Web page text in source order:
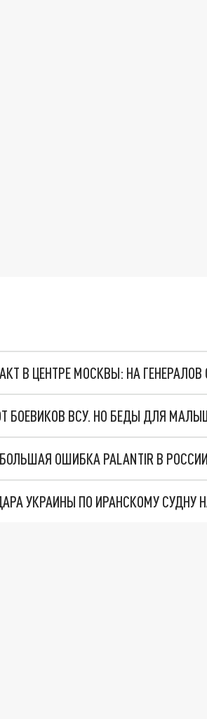
В ЦЕНТРЕ МОСКВЫ: НА
БОЕВИКОВ ВСУ. НО БЕДЫ ДЛЯ
УКРАИНЫ ПО ИРАНСКОМУ СУДНУ